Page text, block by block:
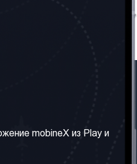
Правила и Условия
mobineX из Play и